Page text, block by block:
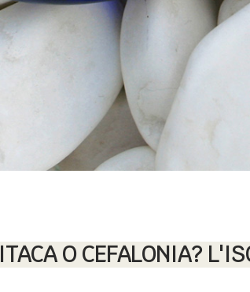
ITACA O CEFALONIA?